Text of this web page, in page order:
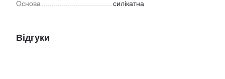
Основа силікатна
Відгуки